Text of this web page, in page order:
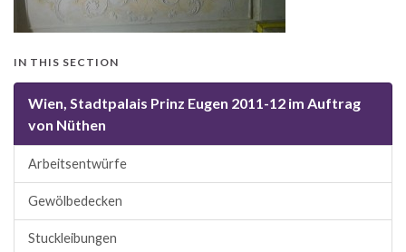
IN THIS SECTION
Wien, Stadtpalais Prinz Eugen 2011-12 im Auftrag
von Nüthen
Arbeitsentwürfe
Gewölbedecken
Stuckleibungen